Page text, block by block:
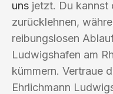
uns jetzt. Du kannst
zurücklehnen,
reibungslosen
Ludwigshafen am
kümmern. Vertraue
Ehrlichmann